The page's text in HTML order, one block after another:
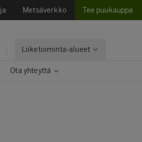
Metsäverkko Tee puukauppa
Liiketoiminta-alueet
Ota yhteyttä